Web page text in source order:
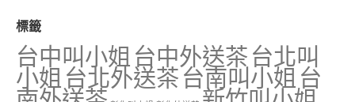
標籤
台中叫小姐 台中外送茶 台北叫
小姐 台北外送茶 台南叫小姐 台